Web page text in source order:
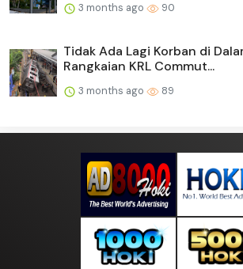
3 months ago 90
Tidak Ada Lagi Korban di
Rangkaian KRL Commut...
3 months ago 89